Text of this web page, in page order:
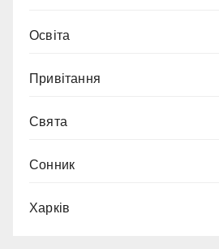
Освіта
Привітання
Свята
Сонник
Харків